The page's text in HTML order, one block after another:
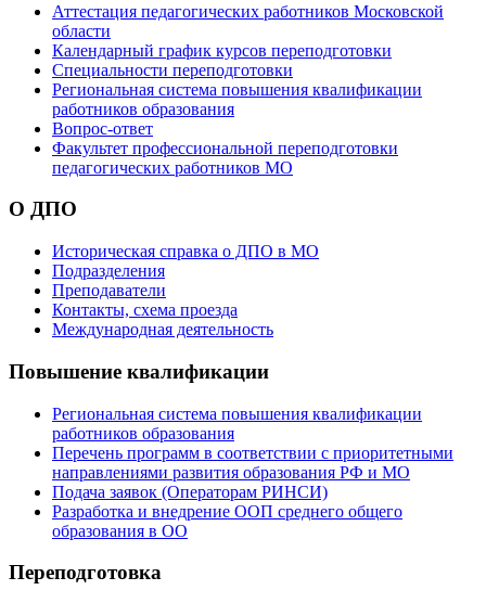
Аттестация педагогических работников Московской
области
Календарный график курсов переподготовки
Специальности переподготовки
Региональная система повышения квалификации
работников образования
Вопрос-ответ
Факультет профессиональной переподготовки
педагогических работников МО
О ДПО
Историческая справка о ДПО в МО
Подразделения
Преподаватели
Контакты, схема проезда
Международная деятельность
Повышение квалификации
Региональная система повышения квалификации
работников образования
Перечень программ в соответствии с приоритетными
направлениями развития образования РФ и МО
Подача заявок (Операторам РИНСИ)
Разработка и внедрение ООП среднего общего
образования в ОО
Переподготовка